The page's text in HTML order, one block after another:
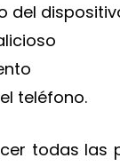
del
teléfono.
todas las